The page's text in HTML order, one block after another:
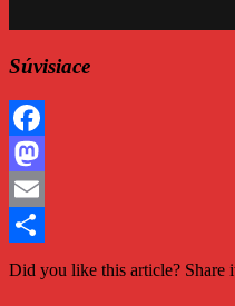
Súvisiace
Facebook
Mastodon
Email
Share
Did you like this article? Share